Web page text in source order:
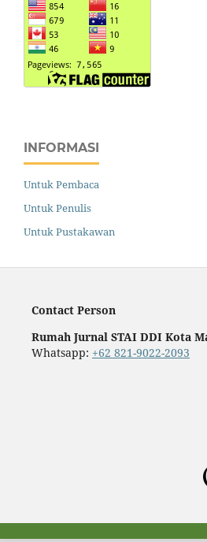
INFORMASI
Untuk Pembaca
Untuk Penulis
Untuk Pustakawan
Contact Person
Rumah Jurnal STAI DDI Kota
Whatsapp: +62 821-9022-2093